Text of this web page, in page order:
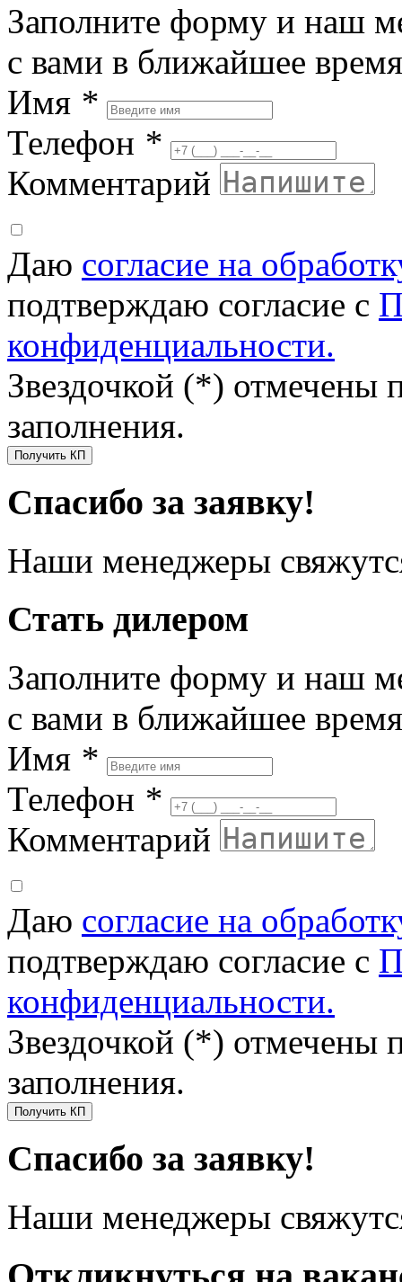
Заполните форму и наш
с вами в ближайшее время
Имя *
Телефон *
Комментарий
Даю согласие на
подтверждаю согласие с
конфиденциальности.
Звездочкой (*) отмечены
заполнения.
Получить КП
Спасибо за заявку!
Наши менеджеры
Стать дилером
Заполните форму и наш
с вами в ближайшее время
Имя *
Телефон *
Комментарий
Даю согласие на
подтверждаю согласие с
конфиденциальности.
Звездочкой (*) отмечены
заполнения.
Получить КП
Спасибо за заявку!
Наши менеджеры